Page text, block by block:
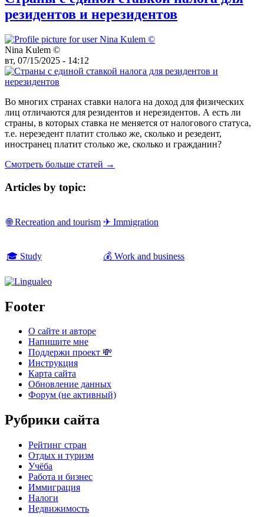
резидентов и нерезидентов
Nina Kulem ©️
вт, 07/15/2025 - 14:12
Во многих странах ставки налога на доход для физических
лиц отличаются для резидентов и нерезидентов. А есть ли
страны, в которых ставка не меняется от налогового статуса,
т.е. нерезедент платит столько же, сколько и резедент,
иностранец платит столько же, сколько и гражданин?
Смотреть больше статей →
Articles by topic:
🌐 Recreation and tourism ✈ Immigration
🎓 Study 💰 Work and business
Footer
О сайте и авторе
Напишите мне
Поддержи проект 💸
Инструкция
Карта сайта
Обновление данных
Форум (не активный)
Рубрики сайта
Рейтинг стран
Отдых и туризм
Учёба
Работа и бизнес
Иммиграция
Налоги
Недвижимость